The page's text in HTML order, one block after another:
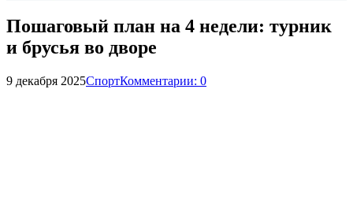
Пошаговый план на 4 недели: турник
и брусья во дворе
9 декабря 2025СпортКомментарии: 0